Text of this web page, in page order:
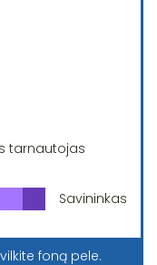
tarnautojas
Savininkas
foną pele.